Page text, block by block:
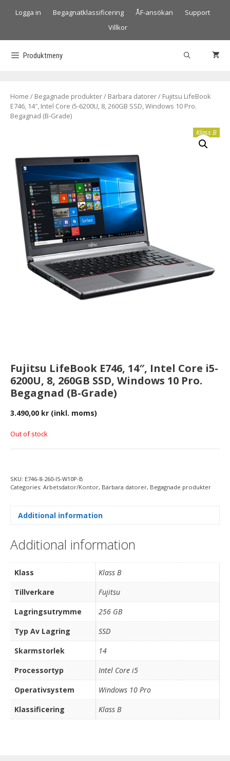
Logga in Begagnatklassificering ÅF-ansökan
Support
Villkor
Produktmeny
Home / Begagnade produkter/ Bärbara datorer/ Fujitsu LifeBook
E746, 14″, Intel Core i5-6200U, 8, 260GB SSD, Windows 10 Pro.
Begagnad (B-Grade)
Fujitsu LifeBook E746, 14″, Intel Core i5-
6200U, 8, 260GB SSD, Windows 10 Pro.
Begagnad (B-Grade)
3.490,00 kr (inkl. moms)
Out of stock
SKU: E746-8-260-I5-W10P-B
Categories: Arbetsdator/Kontor, Bärbara datorer, Begagnade produkter
Klass B
Additional information
Additional information
Klass
Klass B
Tillverkare
Fujitsu
Lagringsutrymme
256 GB
Typ Av Lagring
SSD
Skarmstorlek
14
Processortyp
Intel Core i5
Operativsystem
Windows 10 Pro
Klassificering
Klass B